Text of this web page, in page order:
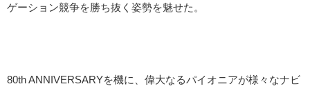
ゲーション競争を勝ち抜く姿勢を魅せた。
80th ANNIVERSARYを機に、偉大なるパイオニアが様々なナビ